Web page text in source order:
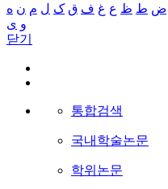
ض ط ظ ع غ ف ق ک ل م ن ه
و ی
닫기
통합검색
국내학술논문
학위논문